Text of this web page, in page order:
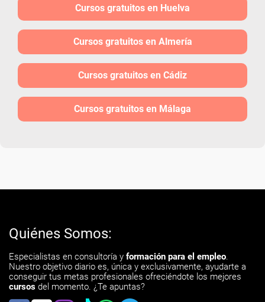
Cursos gratuitos en Huelva
Cursos gratuitos en Almería
Cursos gratuitos en Cádiz
Cursos gratuitos en Málaga
Quiénes Somos:
Especialistas en consultoría y formación para el empleo.
Nuestro objetivo diario es, única y exclusivamente, ayudarte a
conseguir tus metas profesionales ofreciéndote los mejores
cursos del momento. ¿Te apuntas?